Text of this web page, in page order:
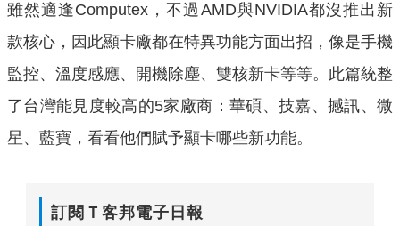
雖然適逢Computex，不過AMD與NVIDIA都沒推出新
款核心，因此顯卡廠都在特異功能方面出招，像是手機
監控、溫度感應、開機除塵、雙核新卡等等。此篇統整
了台灣能見度較高的5家廠商：華碩、技嘉、撼訊、微
星、藍寶，看看他們賦予顯卡哪些新功能。
訂閱Ｔ客邦電子日報